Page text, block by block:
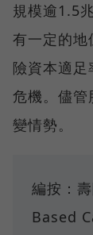
規模逾1.5
有一定的
險資本適足
危機。儘
變情勢。
編按：
Based